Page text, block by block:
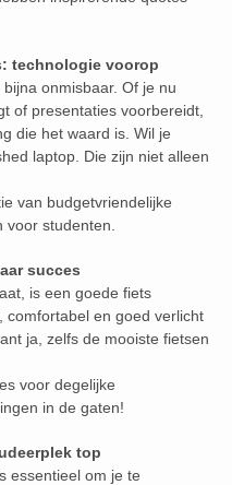
technologie voorop
onmisbaar. Of je nu
of presentaties voorbereidt,
die het waard is. Wil je
laptop. Die zijn niet alleen
van budgetvriendelijke
voor studenten.
succes
is een goede fiets
comfortabel en goed verlicht
ja, zelfs de mooiste fietsen
voor degelijke
in de gaten!
top
essentieel om je te